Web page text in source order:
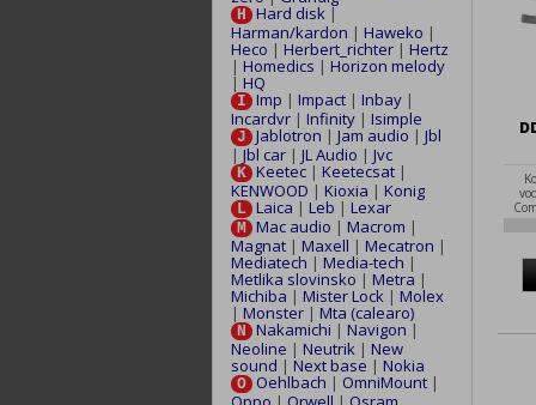
H Hard disk |
Harman/kardon | Haweko |
Heco | Herbert_richter | Hertz
| Homedics | Horizon melody
| HQ
I Imp | Impact | Inbay |
Incardvr | Infinity | Isimple
J Jablotron | Jam audio | Jbl
| Jbl car | JL Audio | Jvc
K Keetec | Keetecsat |
KENWOOD | Kioxia | Konig
L Laica | Leb | Lexar
M Mac audio | Macrom |
Magnat | Maxell | Mecatron |
Mediatech | Media-tech |
Metlika slovinsko | Metra |
Michiba | Mister Lock | Molex
| Monster | Mta (calearo)
N Nakamichi | Navigon |
Neoline | Neutrik | New
sound | Next base | Nokia
O Oehlbach | OmniMount |